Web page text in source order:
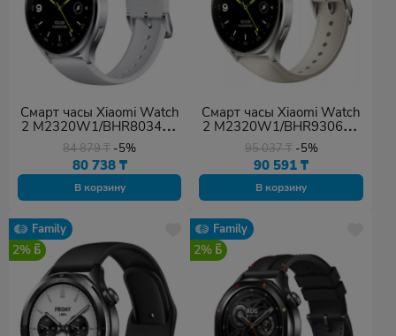
Смарт часы Xiaomi Watch
2 M2320W1/BHR8034GL
серебристый
84 879₸ -5%
80 738 ₸
В корзину
Смарт часы Xiaomi Watch
2 M2320W1/BHR9306GL
титаново-серый
95 037₸ -5%
90 591₸
В корзину
Family
2%
Family
2%